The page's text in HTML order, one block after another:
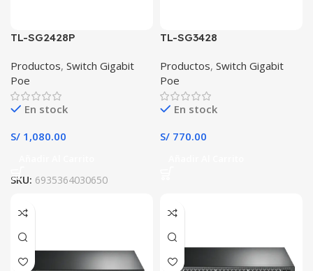
TL-SG2428P
Productos, Switch Gigabit
Poe
En stock
S/ 1,080.00
SKU: 6935364030650
TL-SG3428
Productos, Switch Gigabit
Poe
En stock
S/ 770.00